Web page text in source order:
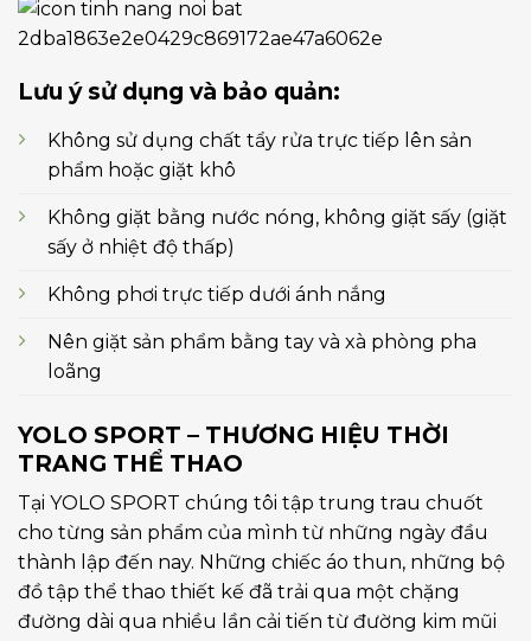
Lưu ý sử dụng và bảo quản:
Không sử dụng chất tẩy rửa trực tiếp lên sản
phẩm hoặc giặt khô
Không giặt bằng nước nóng, không giặt sấy (giặt
sấy ở nhiệt độ thấp)
Không phơi trực tiếp dưới ánh nắng
Nên giặt sản phẩm bằng tay và xà phòng pha
loãng
YOLO SPORT – THƯƠNG HIỆU THỜI
TRANG THỂ THAO
Tại YOLO SPORT chúng tôi tập trung trau chuốt
cho từng sản phẩm của mình từ những ngày đầu
thành lập đến nay. Những chiếc áo thun, những bộ
đồ tập thể thao thiết kế đã trải qua một chặng
đường dài qua nhiều lần cải tiến từ đường kim mũi